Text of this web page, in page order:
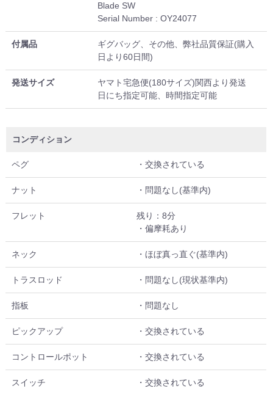
Blade SW
Serial Number : OY24077
付属品
ギグバッグ、その他、弊社品質保証(購入
日より60日間)
発送サイズ
ヤマト宅急便(180サイズ)関西より発送
日にち指定可能、時間指定可能
コンディション
ペグ ・交換されている
ナット ・問題なし(基準内)
フレット
残り：8分
・偏摩耗あり
ネック ・ほぼ真っ直ぐ(基準内)
トラスロッド ・問題なし(現状基準内)
指板 ・問題なし
ピックアップ ・交換されている
コントロールポット ・交換されている
スイッチ ・交換されている